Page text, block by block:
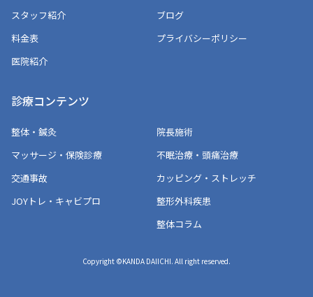
スタッフ紹介
料金表
医院紹介
ブログ
プライバシーポリシー
診療コンテンツ
整体・鍼灸
マッサージ・保険診療
交通事故
JOYトレ・キャビプロ
院長施術
不眠治療・頭痛治療
カッピング・ストレッチ
整形外科疾患
整体コラム
Copyright ©KANDA DAIICHI. All right reserved.